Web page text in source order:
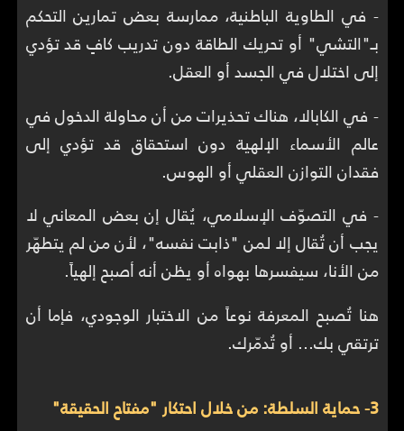
- في الطاوية الباطنية، ممارسة بعض تمارين التحكم
بـ"التشي" أو تحريك الطاقة دون تدريب كافٍ قد تؤدي
إلى اختلال في الجسد أو العقل.
- في الكابالا، هناك تحذيرات من أن محاولة الدخول في
عالم الأسماء الإلهية دون استحقاق قد تؤدي إلى
فقدان التوازن العقلي أو الهوس.
- في التصوّف الإسلامي، يُقال إن بعض المعاني لا
يجب أن تُقال إلا لمن "ذابت نفسه"، لأن من لم يتطهّر
من الأنا، سيفسرها بهواه أو يظن أنه أصبح إلهياً.
هنا تُصبح المعرفة نوعاً من الاختبار الوجودي، فإما أن
ترتقي بك... أو تُدمّرك.
3- حماية السلطة: من خلال احتكار "مفتاح الحقيقة"